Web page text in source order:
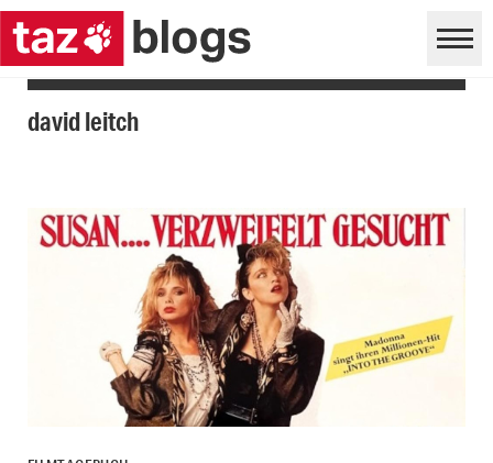
david leitch